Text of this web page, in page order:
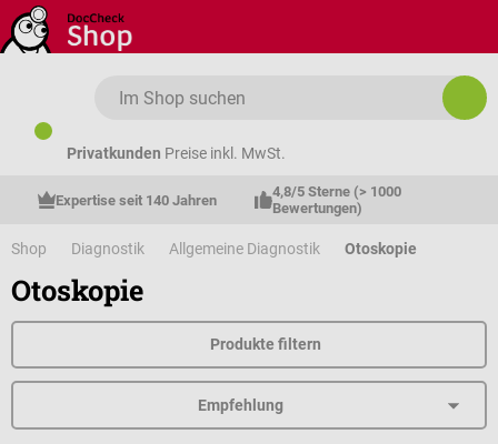
Zum Hauptinhalt springen
Privatkunden Preise inkl. MwSt.
Expertise seit 140 Jahren
4,8/5 Sterne (> 1000
Bewertungen)
Shop Diagnostik Allgemeine Diagnostik Otoskopie
Otoskopie
Produkte filtern